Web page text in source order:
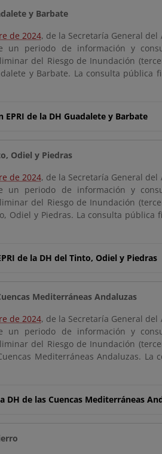
y Barbate
de 2024, de la Secretaría General
un periodo de información y
del Riesgo de Inundación
y Barbate. La consulta pública
EPRI de la DH Guadalete y Barbate
Odiel y Piedras
de 2024, de la Secretaría General
un periodo de información y
del Riesgo de Inundación
Odiel y Piedras. La consulta pública
de la DH del Tinto, Odiel y Piedras
Mediterráneas Andaluzas
de 2024, de la Secretaría General
un periodo de información y
del Riesgo de Inundación
Mediterráneas Andaluzas. La
DH de las Cuencas Mediterráneas